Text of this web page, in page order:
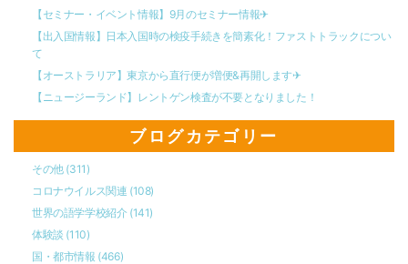
【セミナー・イベント情報】9月のセミナー情報✈︎
【出入国情報】日本入国時の検疫手続きを簡素化！ファストトラックについ
て
【オーストラリア】東京から直行便が増便&再開します✈︎
【ニュージーランド】レントゲン検査が不要となりました！
ブログカテゴリー
その他 (311)
コロナウイルス関連 (108)
世界の語学学校紹介 (141)
体験談 (110)
国・都市情報 (466)